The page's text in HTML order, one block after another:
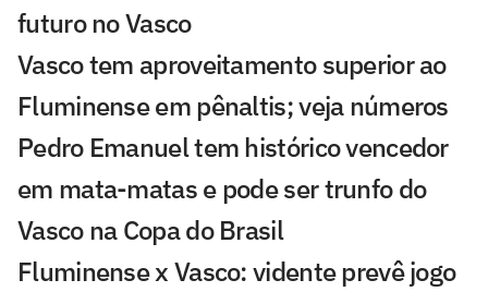
futuro no Vasco
Vasco tem aproveitamento superior ao
Fluminense em pênaltis; veja números
Pedro Emanuel tem histórico vencedor
em mata-matas e pode ser trunfo do
Vasco na Copa do Brasil
Fluminense x Vasco: vidente prevê jogo